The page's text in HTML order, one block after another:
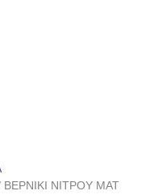
ΒΕΡΝΙΚΙ ΝΙΤΡΟΥ ΜΑΤ